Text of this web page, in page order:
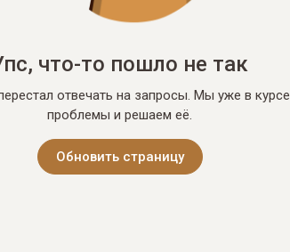
что-то пошло не так
отвечать на запросы. Мы уже в курсе
проблемы и решаем её.
Обновить страницу